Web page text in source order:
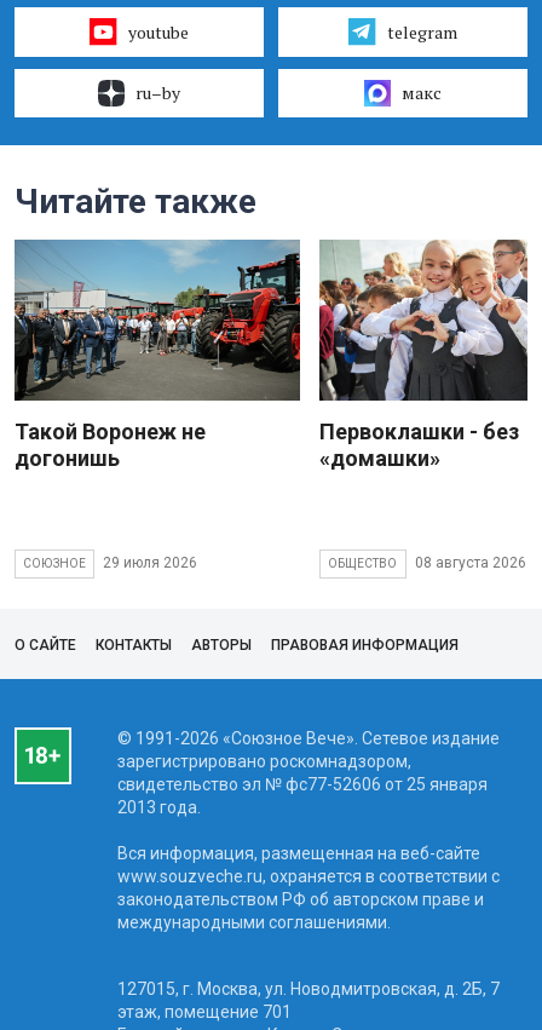
youtube telegram
ru–by макс
Читайте также
Такой Воронеж не
догонишь
СОЮЗНОЕ 29 июля 2026
Первоклашки - без
«домашки»
ОБЩЕСТВО 08 августа 2026
О САЙТЕ КОНТАКТЫ АВТОРЫ ПРАВОВАЯ ИНФОРМАЦИЯ
© 1991-2026 «Союзное Вече». Сетевое издание
зарегистрировано роскомнадзором,
свидетельство эл № фc77-52606 от 25 января
2013 года.
Вся информация, размещенная на веб-сайте
www.souzveche.ru, охраняется в соответствии с
законодательством РФ об авторском праве и
международными соглашениями.
127015, г. Москва, ул. Новодмитровская, д. 2Б, 7
этаж, помещение 701